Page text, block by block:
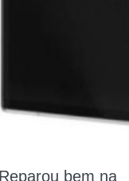
bem na